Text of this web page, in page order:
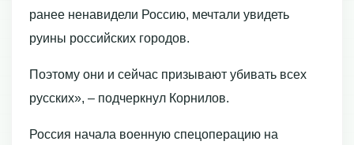
ранее ненавидели Россию, мечтали увидеть
руины российских городов.
Поэтому они и сейчас призывают убивать всех
русских», – подчеркнул Корнилов.
Россия начала военную спецоперацию на